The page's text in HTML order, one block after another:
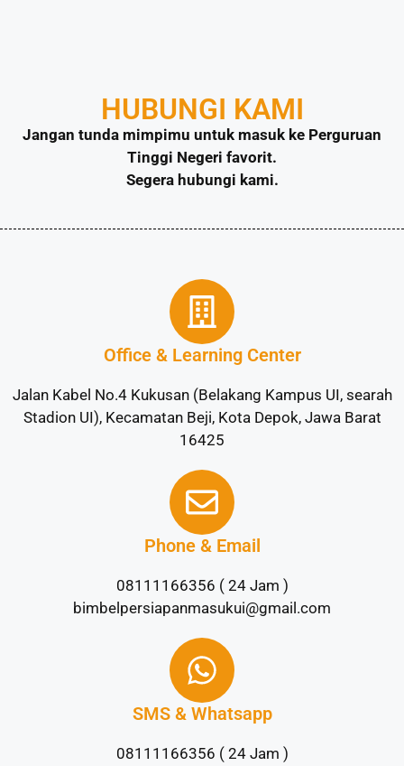
HUBUNGI KAMI
Jangan tunda mimpimu untuk masuk ke Perguruan
Tinggi Negeri favorit.
Segera hubungi kami.
Office & Learning Center
Jalan Kabel No.4 Kukusan (Belakang Kampus UI, searah
Stadion UI), Kecamatan Beji, Kota Depok, Jawa Barat
16425
Phone & Email
08111166356 ( 24 Jam )
bimbelpersiapanmasukui@gmail.com
SMS & Whatsapp
08111166356 ( 24 Jam )